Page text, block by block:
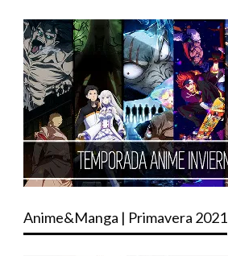
Anime&Manga | Primavera 2021